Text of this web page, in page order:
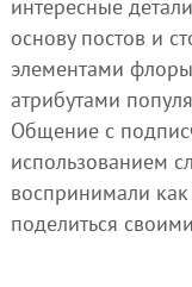
интересные
основу постов и
элементами
атрибутами
Общение с
использованием
воспринимали
поделиться